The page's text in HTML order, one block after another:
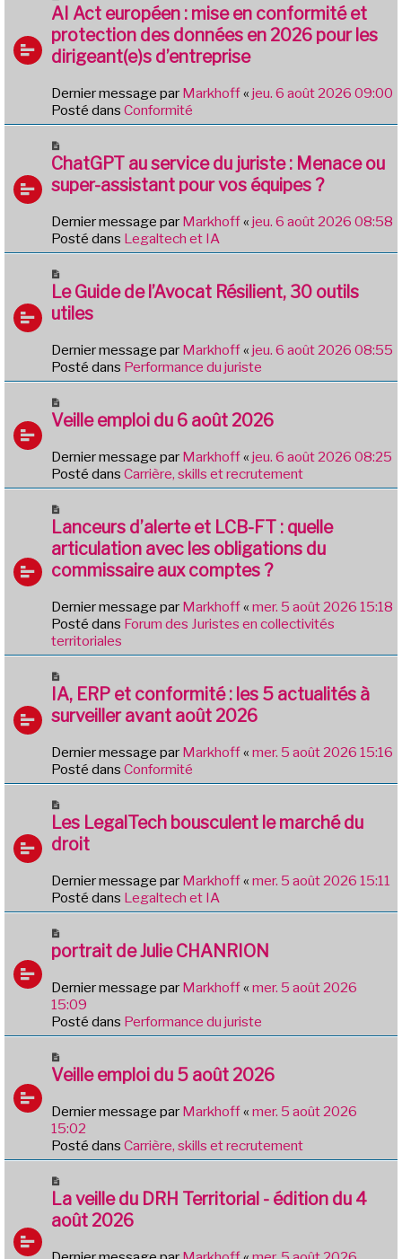
s
a
g
o
u
v
e
u
m
e
s
a
g
AI Act européen : mise en conformité et
protection des données en 2026 pour les
dirigeant(e)s d’entreprise
Dernier message par Markhoff« jeu. 6 août 2026 09:00
Posté dans Conformité
o
u
v
a
u
s
s
g
e
ChatGPT au service du juriste : Menace ou
super-assistant pour vos équipes ?
Dernier message par Markhoff« jeu. 6 août 2026 08:58
Posté dans Legaltech et IA
o
u
v
a
u
s
a
g
e
Le Guide de l’Avocat Résilient, 30 outils
utiles
Dernier message par Markhoff« jeu. 6 août 2026 08:55
Posté dans Performance du juriste
o
v
e
a
m
e
s
s
g
e
Veille emploi du 6 août 2026
Dernier message par Markhoff« jeu. 6 août 2026 08:25
Posté dans Carrière, skills et recrutement
o
u
v
e
u
m
e
s
a
g
Lanceurs d’alerte et LCB-FT : quelle
articulation avec les obligations du
commissaire aux comptes ?
Dernier message par Markhoff« mer. 5 août 2026 15:18
Posté dans Forum des Juristes en collectivités
territoriales
o
u
v
a
u
s
s
g
e
IA, ERP et conformité : les 5 actualités à
surveiller avant août 2026
Dernier message par Markhoff« mer. 5 août 2026 15:16
Posté dans Conformité
o
u
v
a
u
s
a
g
e
Les LegalTech bousculent le marché du
droit
Dernier message par Markhoff« mer. 5 août 2026 15:11
Posté dans Legaltech et IA
o
v
e
a
u
e
s
a
g
e
portrait de Julie CHANRION
Dernier message par Markhoff« mer. 5 août 2026
15:09
Posté dans Performance du juriste
o
v
e
a
u
e
s
s
Veille emploi du 5 août 2026
Dernier message par Markhoff« mer. 5 août 2026
15:02
Posté dans Carrière, skills et recrutement
o
u
v
La veille du DRH Territorial - édition du 4
août 2026